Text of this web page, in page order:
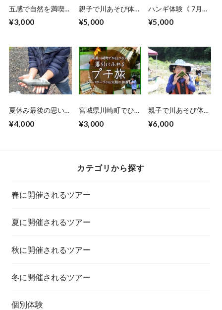
五感で自然を満喫し
よう！草木染め＆餅
つきで里山体験！
¥3,000
親子で川あそび体験
《 8月21日開催》
¥5,000
ハンギ体験《 7月24
日開催》
¥5,000
夏休み最後の思い出
が深まるアウトド
¥4,000
宮城県川崎町でひと
にふれるプチ旅（コ
¥3,000
親子で川あそび体験
¥6,000
カテゴリから探す
春に開催されるツアー
夏に開催されるツアー
秋に開催されるツアー
冬に開催されるツアー
個別体験